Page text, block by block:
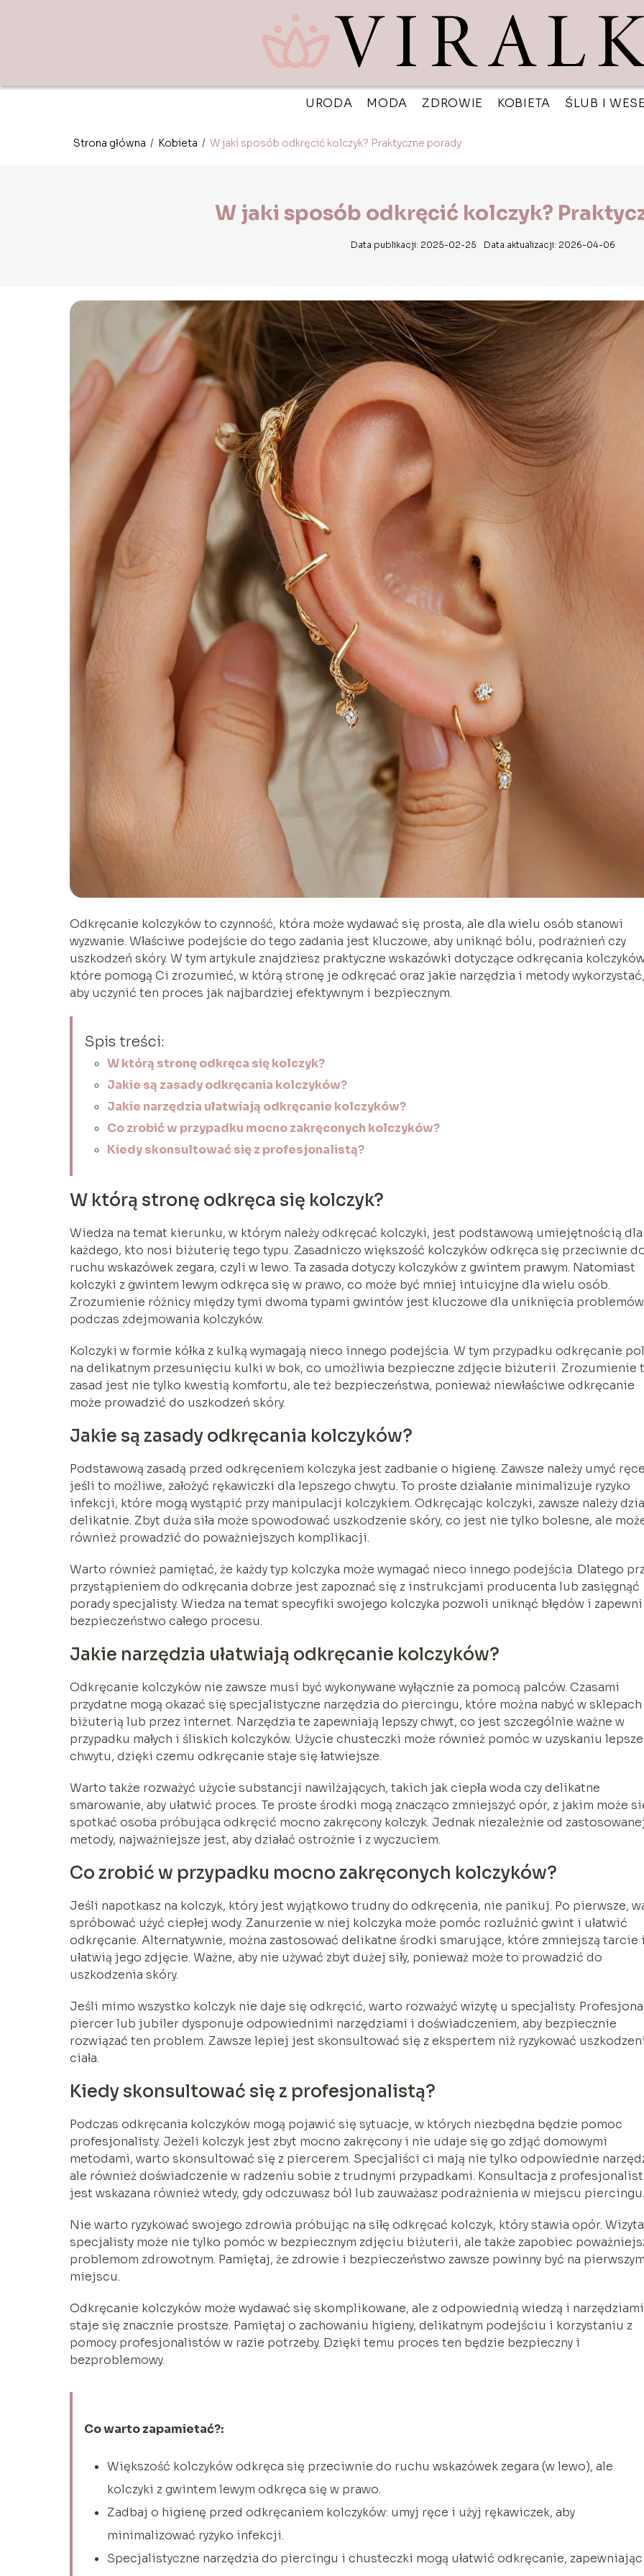
URODA MODA ZDROWIE KOBIETA ŚLUB I
Strona główna / Kobieta / W jaki sposób odkręcić kolczyk? Praktyczne porady
W jaki sposób odkręcić kolczyk?
Data publikacji: 2025-02-25 Data aktualizacji: 2026-04-06
Odkręcanie kolczyków to czynność, która może wydawać się prosta, ale dla wielu osób stanowi
wyzwanie. Właściwe podejście do tego zadania jest kluczowe, aby uniknąć bólu, podrażnień czy
uszkodzeń skóry. W tym artykule znajdziesz praktyczne wskazówki dotyczące odkręcania
które pomogą Ci zrozumieć, w którą stronę je odkręcać oraz jakie narzędzia i metody wykorzystać,
aby uczynić ten proces jak najbardziej efektywnym i bezpiecznym.
Spis treści:
W którą stronę odkręca się kolczyk?
Jakie są zasady odkręcania kolczyków?
Jakie narzędzia ułatwiają odkręcanie kolczyków?
Co zrobić w przypadku mocno zakręconych kolczyków?
Kiedy skonsultować się z profesjonalistą?
W którą stronę odkręca się kolczyk?
Wiedza na temat kierunku, w którym należy odkręcać kolczyki, jest podstawową umiejętnością dla
każdego, kto nosi biżuterię tego typu. Zasadniczo większość kolczyków odkręca się przeciwnie
ruchu wskazówek zegara, czyli w lewo. Ta zasada dotyczy kolczyków z gwintem prawym. Natomiast
kolczyki z gwintem lewym odkręca się w prawo, co może być mniej intuicyjne dla wielu osób.
Zrozumienie różnicy między tymi dwoma typami gwintów jest kluczowe dla uniknięcia problemów
podczas zdejmowania kolczyków.
Kolczyki w formie kółka z kulką wymagają nieco innego podejścia. W tym przypadku odkręcanie
na delikatnym przesunięciu kulki w bok, co umożliwia bezpieczne zdjęcie biżuterii. Zrozumienie
zasad jest nie tylko kwestią komfortu, ale też bezpieczeństwa, ponieważ niewłaściwe odkręcanie
może prowadzić do uszkodzeń skóry.
Jakie są zasady odkręcania kolczyków?
Podstawową zasadą przed odkręceniem kolczyka jest zadbanie o higienę. Zawsze należy umyć
jeśli to możliwe, założyć rękawiczki dla lepszego chwytu. To proste działanie minimalizuje ryzyko
infekcji, które mogą wystąpić przy manipulacji kolczykiem. Odkręcając kolczyki, zawsze należy
delikatnie. Zbyt duża siła może spowodować uszkodzenie skóry, co jest nie tylko bolesne, ale
również prowadzić do poważniejszych komplikacji.
Warto również pamiętać, że każdy typ kolczyka może wymagać nieco innego podejścia. Dlatego
przystąpieniem do odkręcania dobrze jest zapoznać się z instrukcjami producenta lub zasięgnąć
porady specjalisty. Wiedza na temat specyfiki swojego kolczyka pozwoli uniknąć błędów i zapewni
bezpieczeństwo całego procesu.
Jakie narzędzia ułatwiają odkręcanie kolczyków?
Odkręcanie kolczyków nie zawsze musi być wykonywane wyłącznie za pomocą palców. Czasami
przydatne mogą okazać się specjalistyczne narzędzia do piercingu, które można nabyć w sklepach
biżuterią lub przez internet. Narzędzia te zapewniają lepszy chwyt, co jest szczególnie ważne w
przypadku małych i śliskich kolczyków. Użycie chusteczki może również pomóc w uzyskaniu
chwytu, dzięki czemu odkręcanie staje się łatwiejsze.
Warto także rozważyć użycie substancji nawilżających, takich jak ciepła woda czy delikatne
smarowanie, aby ułatwić proces. Te proste środki mogą znacząco zmniejszyć opór, z jakim może
spotkać osoba próbująca odkręcić mocno zakręcony kolczyk. Jednak niezależnie od zastosowanej
metody, najważniejsze jest, aby działać ostrożnie i z wyczuciem.
Co zrobić w przypadku mocno zakręconych kolczyków?
Jeśli napotkasz na kolczyk, który jest wyjątkowo trudny do odkręcenia, nie panikuj. Po pierwsze,
spróbować użyć ciepłej wody. Zanurzenie w niej kolczyka może pomóc rozluźnić gwint i ułatwić
odkręcanie. Alternatywnie, można zastosować delikatne środki smarujące, które zmniejszą tarcie i
ułatwią jego zdjęcie. Ważne, aby nie używać zbyt dużej siły, ponieważ może to prowadzić do
uszkodzenia skóry.
Jeśli mimo wszystko kolczyk nie daje się odkręcić, warto rozważyć wizytę u specjalisty.
piercer lub jubiler dysponuje odpowiednimi narzędziami i doświadczeniem, aby bezpiecznie
rozwiązać ten problem. Zawsze lepiej jest skonsultować się z ekspertem niż ryzykować
ciała.
Kiedy skonsultować się z profesjonalistą?
Podczas odkręcania kolczyków mogą pojawić się sytuacje, w których niezbędna będzie pomoc
profesjonalisty. Jeżeli kolczyk jest zbyt mocno zakręcony i nie udaje się go zdjąć domowymi
metodami, warto skonsultować się z piercerem. Specjaliści ci mają nie tylko odpowiednie
ale również doświadczenie w radzeniu sobie z trudnymi przypadkami. Konsultacja z
jest wskazana również wtedy, gdy odczuwasz ból lub zauważasz podrażnienia w miejscu piercingu.
Nie warto ryzykować swojego zdrowia próbując na siłę odkręcać kolczyk, który stawia opór.
specjalisty może nie tylko pomóc w bezpiecznym zdjęciu biżuterii, ale także zapobiec
problemom zdrowotnym. Pamiętaj, że zdrowie i bezpieczeństwo zawsze powinny być na pierwszym
miejscu.
Odkręcanie kolczyków może wydawać się skomplikowane, ale z odpowiednią wiedzą i narzędziami
staje się znacznie prostsze. Pamiętaj o zachowaniu higieny, delikatnym podejściu i korzystaniu z
pomocy profesjonalistów w razie potrzeby. Dzięki temu proces ten będzie bezpieczny i
bezproblemowy.
Co warto zapamietać?:
Większość kolczyków odkręca się przeciwnie do ruchu wskazówek zegara (w lewo), ale
kolczyki z gwintem lewym odkręca się w prawo.
Zadbaj o higienę przed odkręcaniem kolczyków: umyj ręce i użyj rękawiczek, aby
minimalizować ryzyko infekcji.
Specjalistyczne narzędzia do piercingu i chusteczki mogą ułatwić odkręcanie, zapewniając